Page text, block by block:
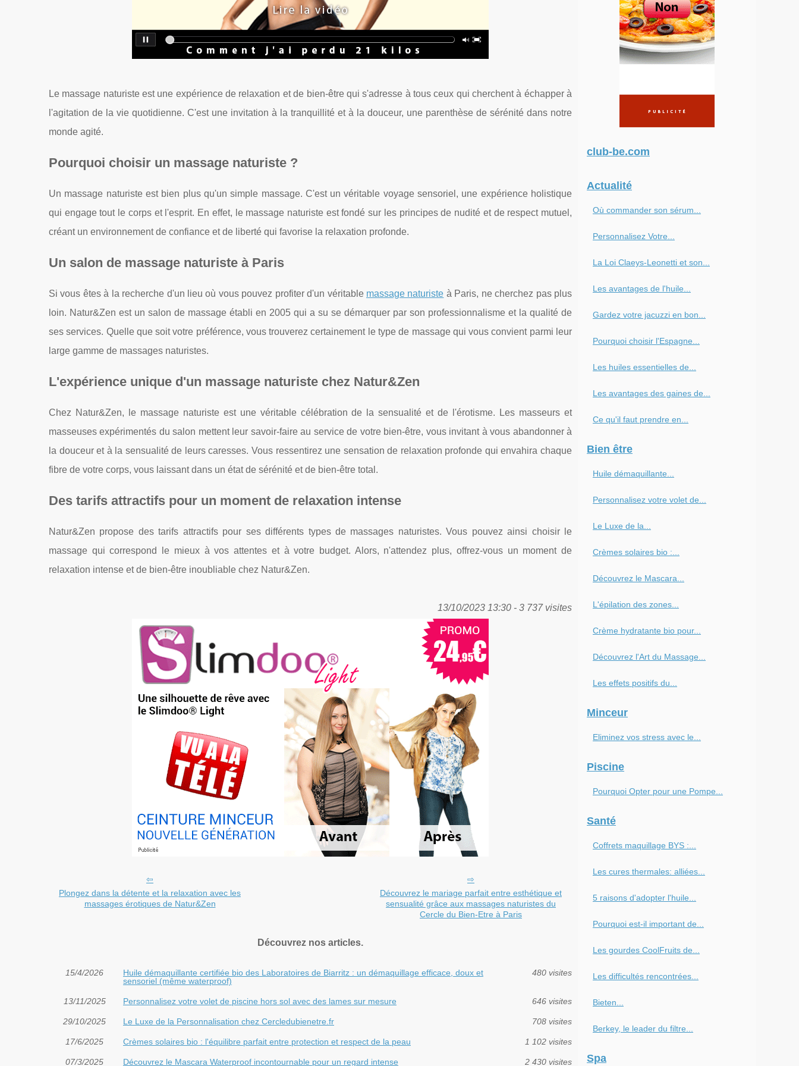
Le massage naturiste est une expérience de relaxation et de bien-être qui s'adresse à tous ceux qui cherchent à échapper à
l'agitation de la vie quotidienne. C'est une invitation à la tranquillité et à la douceur, une parenthèse de sérénité dans notre
monde agité.
Pourquoi choisir un massage naturiste ?
Un massage naturiste est bien plus qu'un simple massage. C'est un véritable voyage sensoriel, une expérience holistique
qui engage tout le corps et l'esprit. En effet, le massage naturiste est fondé sur les principes de nudité et de respect mutuel,
créant un environnement de confiance et de liberté qui favorise la relaxation profonde.
Un salon de massage naturiste à Paris
Si vous êtes à la recherche d'un lieu où vous pouvez profiter d'un véritable massage naturiste à Paris, ne cherchez pas plus
loin. Natur&Zen est un salon de massage établi en 2005 qui a su se démarquer par son professionnalisme et la qualité de
ses services. Quelle que soit votre préférence, vous trouverez certainement le type de massage qui vous convient parmi leur
large gamme de massages naturistes.
L'expérience unique d'un massage naturiste chez Natur&Zen
Chez Natur&Zen, le massage naturiste est une véritable célébration de la sensualité et de l'érotisme. Les masseurs et
masseuses expérimentés du salon mettent leur savoir-faire au service de votre bien-être, vous invitant à vous abandonner à
la douceur et à la sensualité de leurs caresses. Vous ressentirez une sensation de relaxation profonde qui envahira chaque
fibre de votre corps, vous laissant dans un état de sérénité et de bien-être total.
Des tarifs attractifs pour un moment de relaxation intense
Natur&Zen propose des tarifs attractifs pour ses différents types de massages naturistes. Vous pouvez ainsi choisir le
massage qui correspond le mieux à vos attentes et à votre budget. Alors, n'attendez plus, offrez-vous un moment de
relaxation intense et de bien-être inoubliable chez Natur&Zen.
13/10/2023 13:30 - 3 737 visites
Plongez dans la détente et la relaxation avec les
massages érotiques de Natur&Zen
Découvrez le mariage parfait entre esthétique et
sensualité grâce aux massages naturistes du
Cercle du Bien-Etre à Paris
Découvrez nos articles.
15/4/2026
Huile démaquillante certifiée bio des Laboratoires de Biarritz : un démaquillage efficace, doux et
sensoriel (même waterproof)
480 visites
13/11/2025 Personnalisez votre volet de piscine hors sol avec des lames sur mesure 646 visites
29/10/2025 Le Luxe de la Personnalisation chez Cercledubienetre.fr 708 visites
17/6/2025 Crèmes solaires bio : l'équilibre parfait entre protection et respect de la peau 1 102 visites
07/3/2025 Découvrez le Mascara Waterproof incontournable pour un regard intense 2 430 visites
club-be.com
Actualité
Où commander son sérum...
Personnalisez Votre...
La Loi Claeys-Leonetti et son...
Les avantages de l'huile...
Gardez votre jacuzzi en bon...
Pourquoi choisir l'Espagne...
Les huiles essentielles de...
Les avantages des gaines de...
Ce qu'il faut prendre en...
Bien être
Huile démaquillante...
Personnalisez votre volet de...
Le Luxe de la...
Crèmes solaires bio :...
Découvrez le Mascara...
L'épilation des zones...
Crème hydratante bio pour...
Découvrez l'Art du Massage...
Les effets positifs du...
Minceur
Eliminez vos stress avec le...
Piscine
Pourquoi Opter pour une Pompe...
Santé
Coffrets maquillage BYS :...
Les cures thermales: alliées...
5 raisons d'adopter l'huile...
Pourquoi est-il important de...
Les gourdes CoolFruits de...
Les difficultés rencontrées...
Bieten...
Berkey, le leader du filtre...
Spa